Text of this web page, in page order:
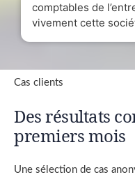
comptables de
vivement cette
Cas clients
Des résultats
premiers mois
Une sélection de cas